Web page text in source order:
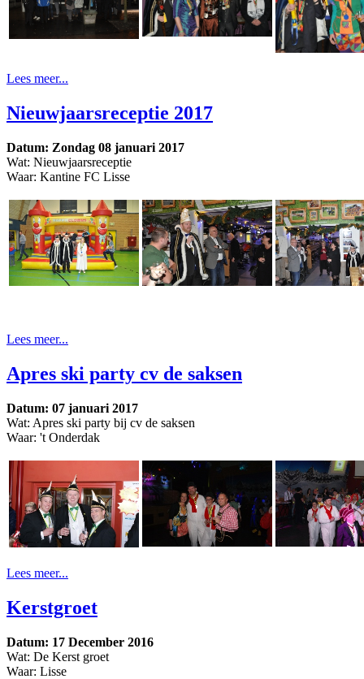
Lees meer...
Nieuwjaarsreceptie 2017
Datum: Zondag 08 januari 2017
Wat: Nieuwjaarsreceptie
Waar: Kantine FC Lisse
Lees meer...
Apres ski party cv de saksen
Datum: 07 januari 2017
Wat: Apres ski party bij cv de saksen
Waar: 't Onderdak
Lees meer...
Kerstgroet
Datum: 17 December 2016
Wat: De Kerst groet
Waar: Lisse